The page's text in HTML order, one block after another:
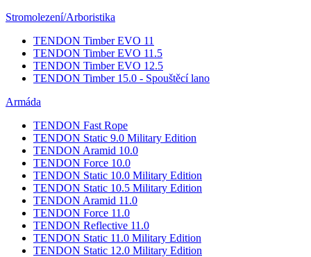
Stromolezení/Arboristika
TENDON Timber EVO 11
TENDON Timber EVO 11.5
TENDON Timber EVO 12.5
TENDON Timber 15.0 - Spouštěcí lano
Armáda
TENDON Fast Rope
TENDON Static 9.0 Military Edition
TENDON Aramid 10.0
TENDON Force 10.0
TENDON Static 10.0 Military Edition
TENDON Static 10.5 Military Edition
TENDON Aramid 11.0
TENDON Force 11.0
TENDON Reflective 11.0
TENDON Static 11.0 Military Edition
TENDON Static 12.0 Military Edition